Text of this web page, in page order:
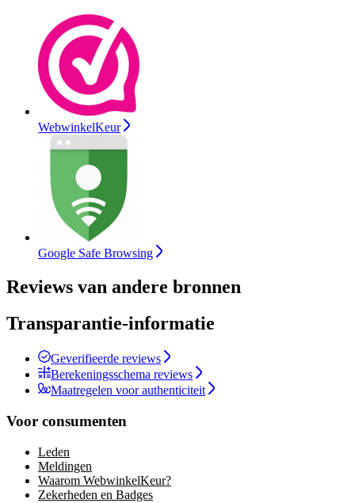
WebwinkelKeur
Google Safe Browsing
Reviews van andere bronnen
Transparantie-informatie
Geverifieerde reviews
Berekeningsschema reviews
Maatregelen voor authenticiteit
Voor consumenten
Leden
Meldingen
Waarom WebwinkelKeur?
Zekerheden en Badges